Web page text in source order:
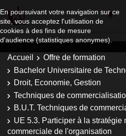
En poursuivant votre navigation sur ce
site, vous acceptez l'utilisation de
cookies à des fins de mesure
d'audience (statistiques anonymes).
Accueil
Offre de formation
Bachelor Universitaire de
Droit, Economie, Gestion
Techniques de
B.U.T. Techniques de
UE 5.3. Participer à la stratégie
commerciale de l'organisation